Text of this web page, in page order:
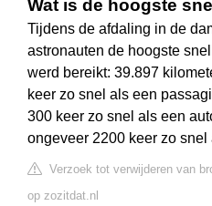
Wat is de hoogste
Tijdens de afdaling in de
astronauten de hoogste
werd bereikt: 39.897
keer zo snel als een
300 keer zo snel als een
ongeveer 2200 keer zo snel
Verzoek tot verwijderen van
op zozitdat.nl